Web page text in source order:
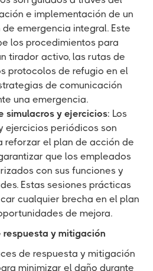
e implementación de un
emergencia integral. Este
los procedimientos para
tirador activo, las rutas de
protocolos de refugio en el
de comunicación
una emergencia.
simulacros y ejercicios: Los
ejercicios periódicos son
reforzar el plan de acción de
que los empleados
con sus funciones y
Estas sesiones prácticas
cualquier brecha en el plan
de mejora.
respuesta y mitigación
de respuesta y mitigación
minimizar el daño durante